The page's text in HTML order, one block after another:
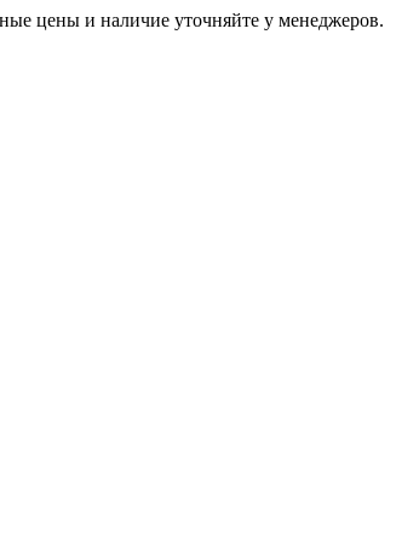
цены и наличие уточняйте у менеджеров.